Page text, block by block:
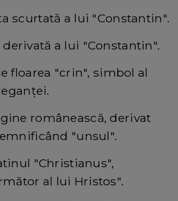
scurtată a lui "Constantin".
derivată a lui "Constantin".
floarea "crin", simbol al
românească, derivat
"unsul".
"Christianus",
al lui Hristos".